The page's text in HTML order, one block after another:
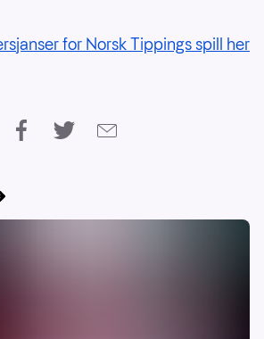
for Norsk Tippings spill her